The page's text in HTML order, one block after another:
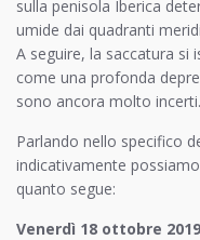
sulla penisola Iberica
umide dai quadranti
A seguire, la saccatura si
come una profonda
sono ancora molto incerti.
Parlando nello specifico
indicativamente
quanto segue:
Venerdì 18 ottobre